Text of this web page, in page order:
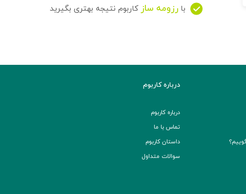
با رزومه ساز کاربوم نتیجه بهتری بگیرید
درباره کاربوم
درباره کاربوم
تماس با ما
داستان کاربوم
سوالات متداول